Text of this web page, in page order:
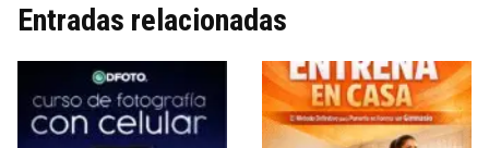
Entradas relacionadas